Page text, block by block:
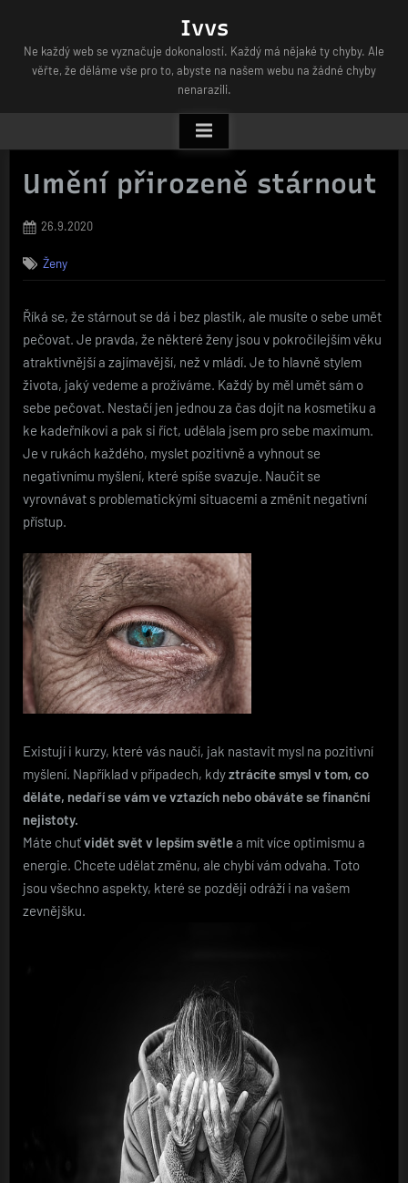
content
Ivvs
Ne každý web se vyznačuje dokonalostí. Každý má nějaké ty chyby. Ale
věřte, že děláme vše pro to, abyste na našem webu na žádné chyby
nenarazili.
Umění přirozeně stárnout
Posted
26.9.2020
Ženy
Říká se, že stárnout se dá i bez plastik, ale musíte o sebe umět
pečovat. Je pravda, že některé ženy jsou v pokročilejším věku
atraktivnější a zajímavější, než v mládí. Je to hlavně stylem
života, jaký vedeme a prožíváme. Každý by měl umět sám o
sebe pečovat. Nestačí jen jednou za čas dojít na kosmetiku a
ke kadeřníkovi a pak si říct, udělala jsem pro sebe maximum.
Je v rukách každého, myslet pozitivně a vyhnout se
negativnímu myšlení, které spíše svazuje. Naučit se
vyrovnávat s problematickými situacemi a změnit negativní
přístup.
Existují i kurzy, které vás naučí, jak nastavit mysl na pozitivní
myšlení. Například v případech, kdyztrácíte smysl v tom, co
děláte, nedaří se vám ve vztazích nebo obáváte se finanční
nejistoty.
Máte chuťvidět svět v lepším světlea mít více optimismu a
energie. Chcete udělat změnu, ale chybí vám odvaha. Toto
jsou všechno aspekty, které se později odráží i na vašem
zevnějšku.